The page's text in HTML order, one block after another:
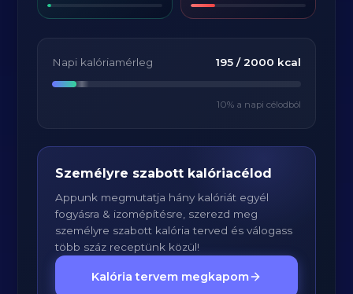
Napi kalóriamérleg 195/ 2000 kcal
10% a napi célodból
Személyre szabott kalóriacélod
Appunk megmutatja hány kalóriát egyél
fogyásra & izomépítésre, szerezd meg
személyre szabott kalória terved és válogass
több száz receptünk közül!
Kalória tervem megkapom